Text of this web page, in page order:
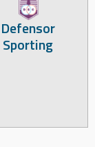
Defensor
Sporting